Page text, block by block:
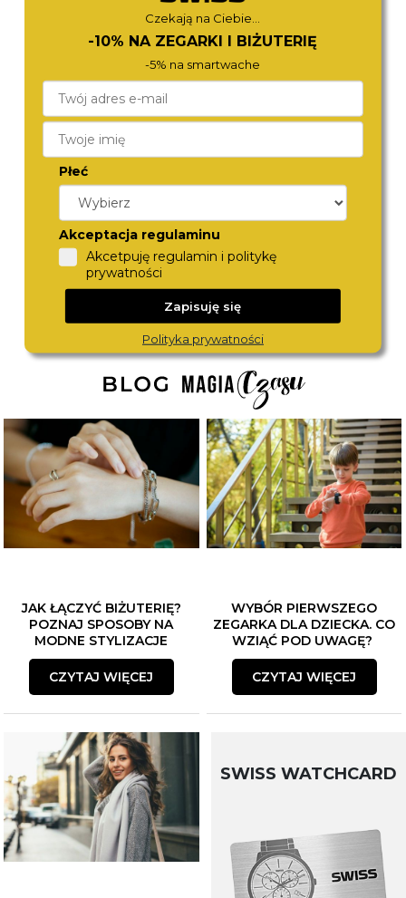
LEE COOPER
LC08226.420
290,-
LEE COOPER
JAK ŁĄCZYĆ BIŻUTERIĘ?
POZNAJ SPOSOBY NA
MODNE STYLIZACJE
CZYTAJ WIĘCEJ
WYBÓR PIERWSZEGO
ZEGARKA DLA DZIECKA. CO
WZIĄĆ POD UWAGĘ?
CZYTAJ WIĘCEJ
SWISS WATCHCARD
Czekają na Ciebie...
-10% NA ZEGARKI I BIŻUTERIĘ
-5% na smartwache
Płeć
Akceptacja regulaminu
Akcetpuję regulamin i politykę
prywatności
Zapisuję się
Polityka prywatności